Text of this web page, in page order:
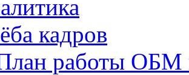
кадров
работы ОБМ